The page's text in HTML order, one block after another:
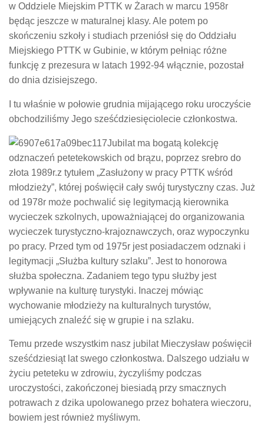
w Oddziele Miejskim PTTK w Żarach w marcu 1958r
będąc jeszcze w maturalnej klasy. Ale potem po
skończeniu szkoły i studiach przeniósł się do Oddziału
Miejskiego PTTK w Gubinie, w którym pełniąc różne
funkcję z prezesura w latach 1992-94 włącznie, pozostał
do dnia dzisiejszego.
I tu właśnie w połowie grudnia mijającego roku uroczyście
obchodziliśmy Jego sześćdziesięciolecie członkostwa.
Jubilat ma bogatą kolekcję
odznaczeń petetekowskich od brązu, poprzez srebro do
złota 1989r.z tytułem „Zasłużony w pracy PTTK wśród
młodzieży”, której poświęcił cały swój turystyczny czas. Już
od 1978r może pochwalić się legitymacją kierownika
wycieczek szkolnych, upoważniającej do organizowania
wycieczek turystyczno-krajoznawczych, oraz wypoczynku
po pracy. Przed tym od 1975r jest posiadaczem odznaki i
legitymacji „Służba kultury szlaku”. Jest to honorowa
służba społeczna. Zadaniem tego typu służby jest
wpływanie na kulturę turystyki. Inaczej mówiąc
wychowanie młodzieży na kulturalnych turystów,
umiejących znaleźć się w grupie i na szlaku.
Temu przede wszystkim nasz jubilat Mieczysław poświęcił
sześćdziesiąt lat swego członkostwa. Dalszego udziału w
życiu peteteku w zdrowiu, życzyliśmy podczas
uroczystości, zakończonej biesiadą przy smacznych
potrawach z dzika upolowanego przez bohatera wieczoru,
bowiem jest również myśliwym.